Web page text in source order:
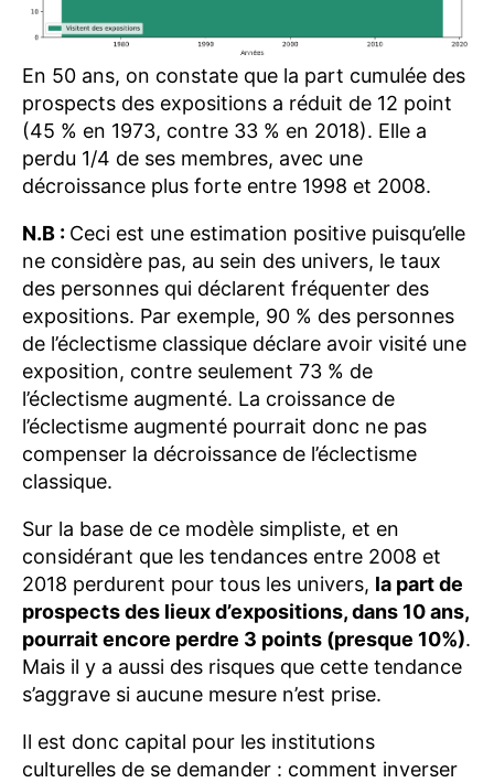
En 50 ans, on constate que la part cumulée des
prospects des expositions a réduit de 12 point
(45 % en 1973, contre 33 % en 2018). Elle a
perdu 1/4 de ses membres, avec une
décroissance plus forte entre 1998 et 2008.
N.B : Ceci est une estimation positive puisqu’elle
ne considère pas, au sein des univers, le taux
des personnes qui déclarent fréquenter des
expositions. Par exemple, 90 % des personnes
de l’éclectisme classique déclare avoir visité une
exposition, contre seulement 73 % de
l’éclectisme augmenté. La croissance de
l’éclectisme augmenté pourrait donc ne pas
compenser la décroissance de l’éclectisme
classique.
Sur la base de ce modèle simpliste, et en
considérant que les tendances entre 2008 et
2018 perdurent pour tous les univers, la part de
prospects des lieux d’expositions, dans 10 ans,
pourrait encore perdre 3 points (presque 10%).
Mais il y a aussi des risques que cette tendance
s’aggrave si aucune mesure n’est prise.
Il est donc capital pour les institutions
culturelles de se demander : comment inverser